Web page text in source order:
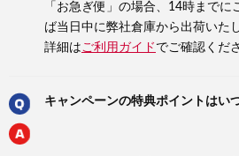
「お急ぎ便」の場合、14時まで
ば当日中に弊社倉庫から出荷いた
詳細はご利用ガイド でご確認くだ
キャンペーンの特典ポイントはい